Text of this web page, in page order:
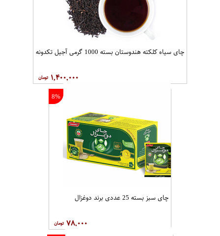
چای سیاه کلکته هندوستان بسته 1000 گرمی آجیل تکدونه
۱,۴۰۰,۰۰۰
8%
چای سبز بسته 25 عددی برند دوغزال
۷۸,۰۰۰